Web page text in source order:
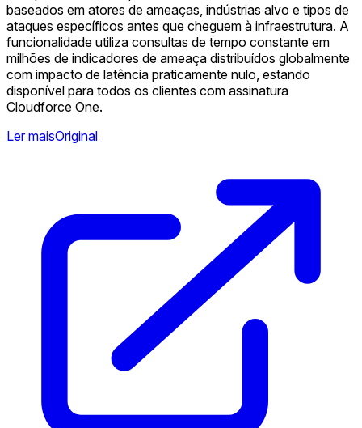
baseados em atores de ameaças, indústrias alvo e tipos de
ataques específicos antes que cheguem à infraestrutura. A
funcionalidade utiliza consultas de tempo constante em
milhões de indicadores de ameaça distribuídos globalmente
com impacto de latência praticamente nulo, estando
disponível para todos os clientes com assinatura
Cloudforce One.
Ler maisOriginal